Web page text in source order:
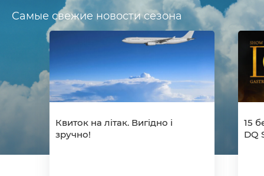
Cамые свежие новости сезона
Квиток на літак. Вигідно і
зручно!
15
DQ